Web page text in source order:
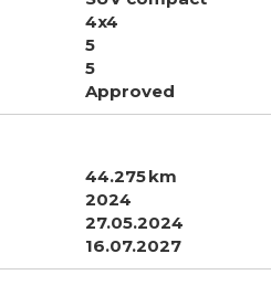
4x4
5
5
Approved
44.275
2024
27.05.2024
16.07.2027